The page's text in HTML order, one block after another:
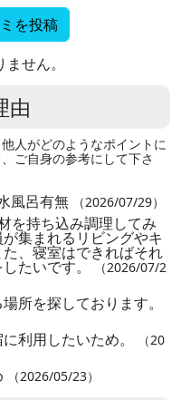
を投稿
せん。
由
人がどのようなポイントに
ご自身の参考にして下さ
風呂有無 （2026/07/29）
を持ち込み調理してみ
集まれるリビングやキ
、寝室はできればそれ
たいです。
（2026/07/2
所を探しております。
利用したいため。
（20
（2026/05/23）